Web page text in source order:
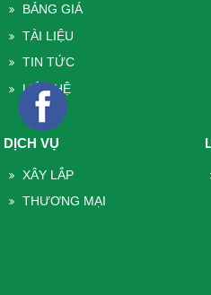
BẢNG GIÁ
TÀI LIỆU
TIN TỨC
LIÊN HỆ
DỊCH VỤ
XÂY LẮP
THƯƠNG MẠI